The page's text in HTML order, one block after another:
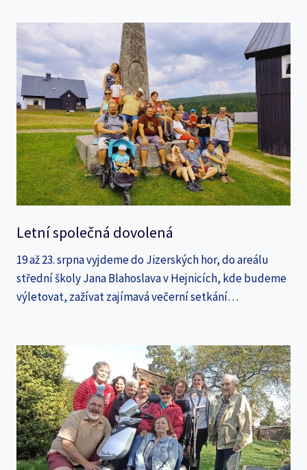
Letní společná dovolená
19 až 23. srpna vyjdeme do Jizerských hor, do areálu
střední školy Jana Blahoslava v Hejnicích, kde budeme
výletovat, zažívat zajímavá večerní setkání…